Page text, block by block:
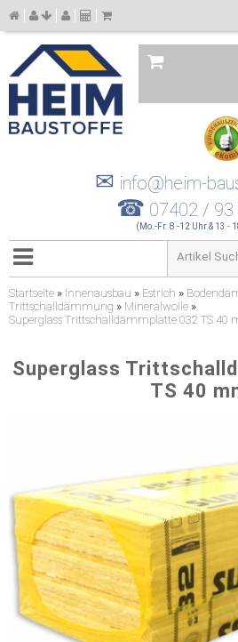
✉ info@heim-
☎ 07402 / 93
(Mo.-Fr. 8 -12 Uhr & 13 -
Startseite » Innenausbau » Estrich »
Trittschalldämmung » Mineralwolle »
Superglass Trittschalldämmplatte 032 TS 40
Superglass
TS 40